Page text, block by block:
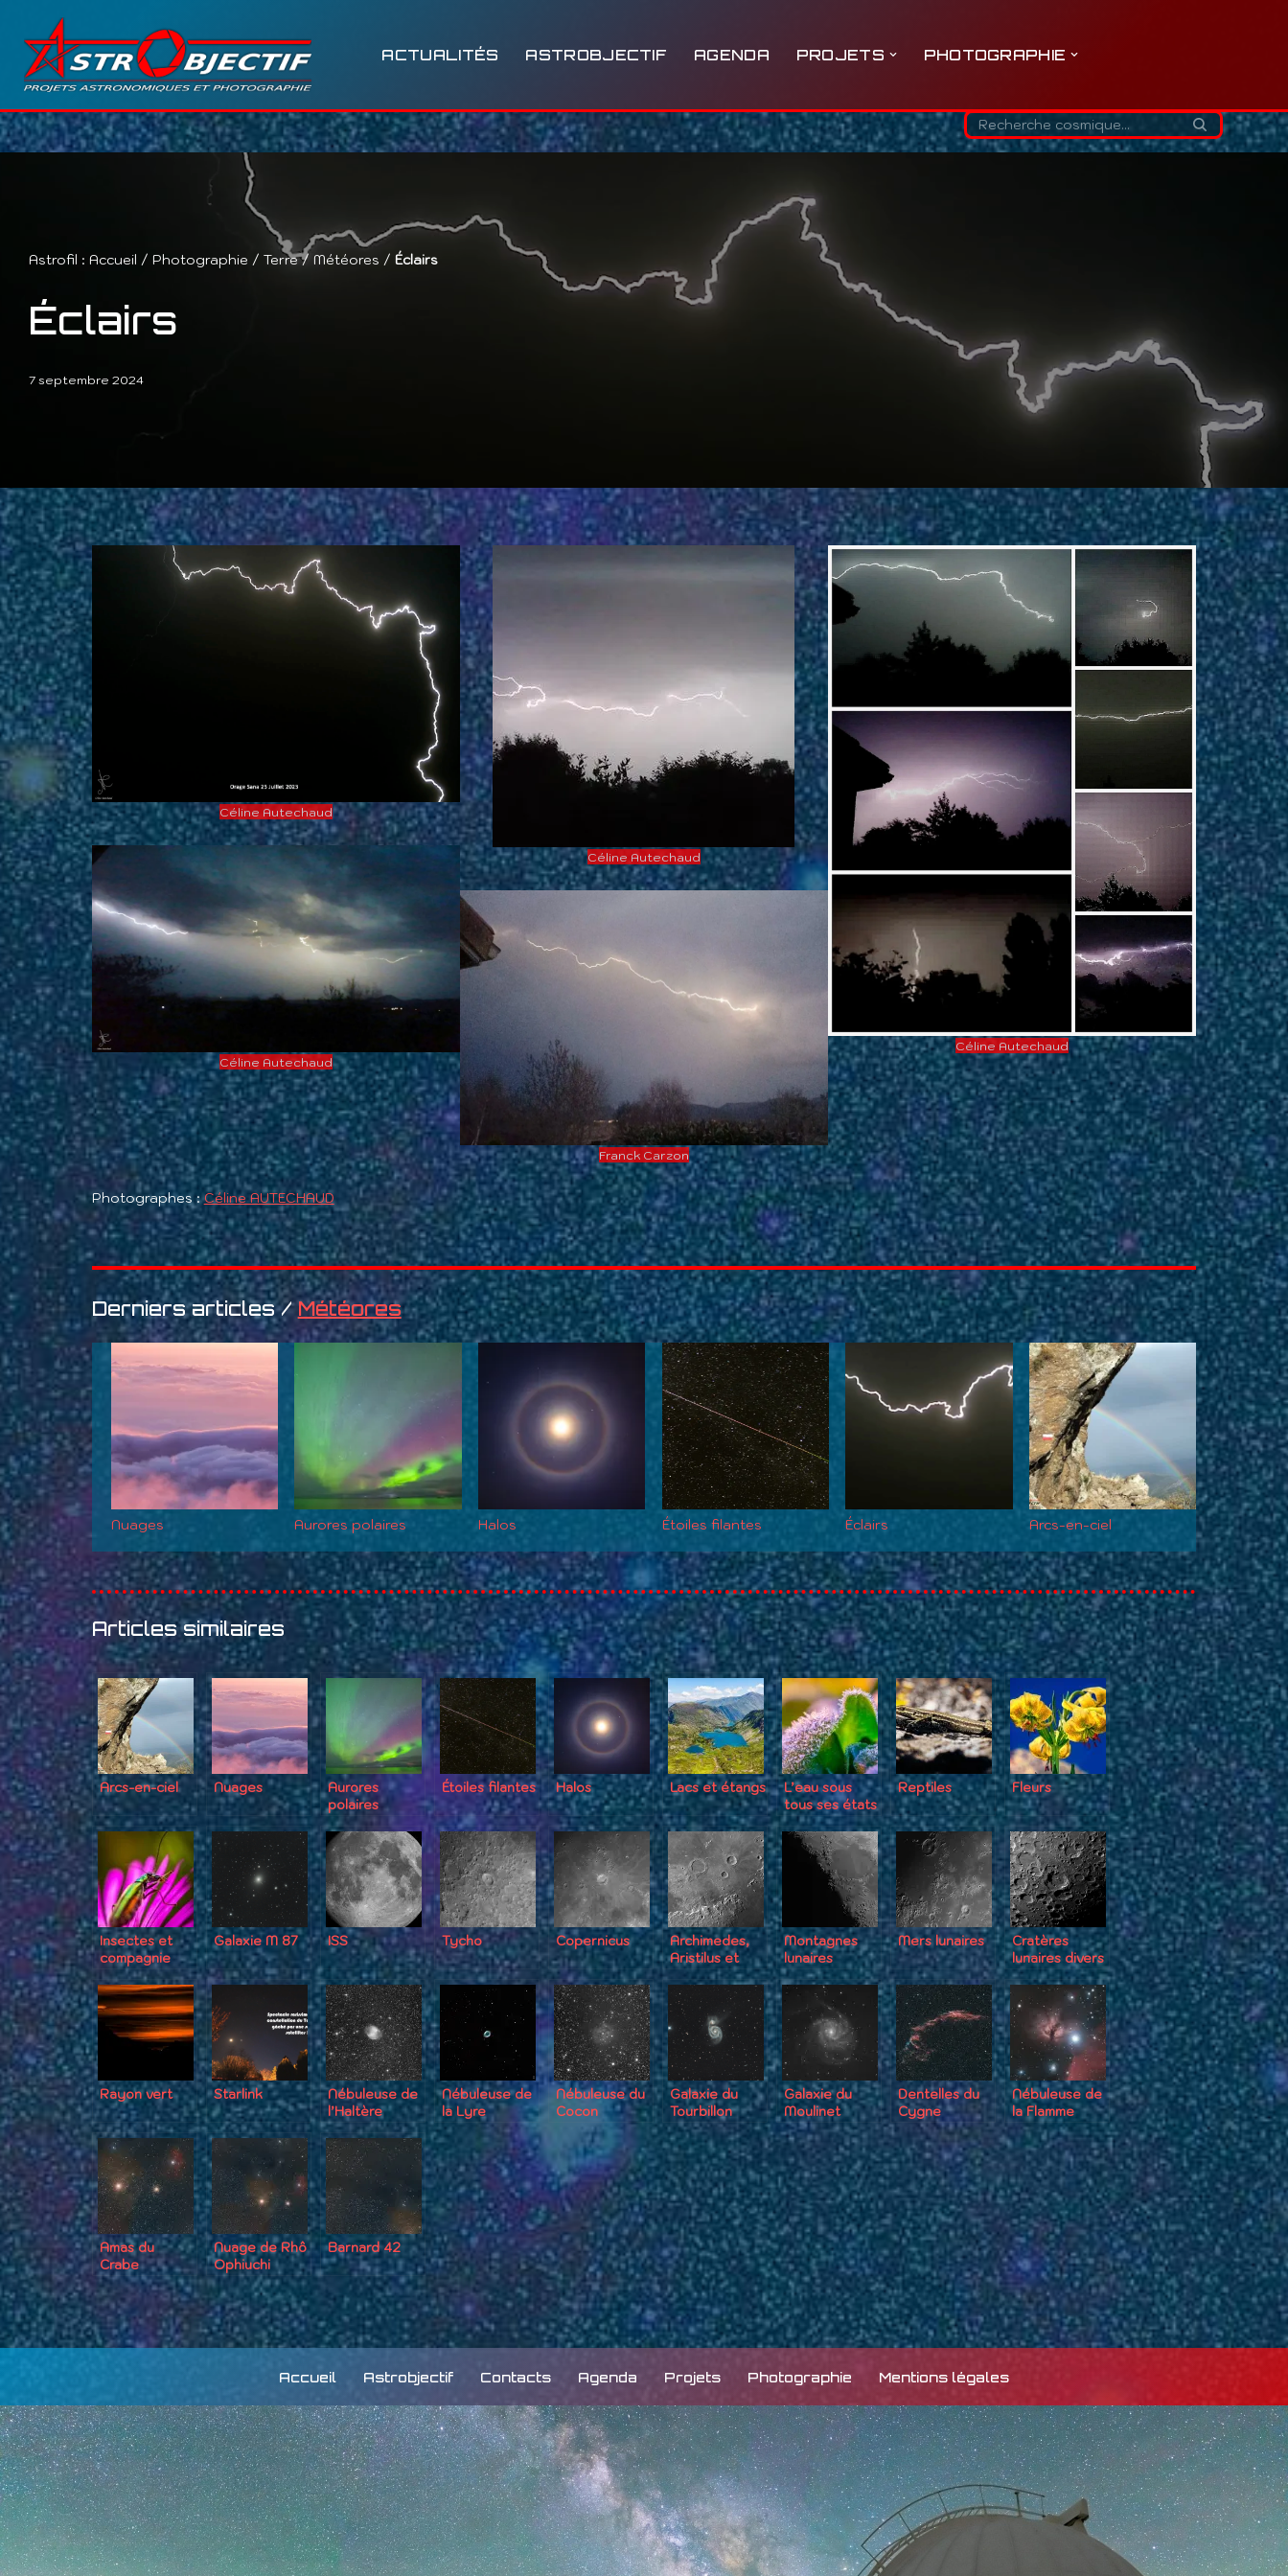
Aller
au
contenu
ACTUALITÉS ASTROBJECTIF AGENDA PROJETS PHOTOGRAPHIE
Astrofil : Accueil / Photographie / Terre/ Météores / Éclairs
Éclairs
7 septembre 2024
Céline Autechaud
Céline Autechaud
Céline Autechaud
Franck Carzon
Céline Autechaud
Photographes :Céline AUTECHAUD
Derniers articles /Météores
Nuages Aurores polaires Halos Étoiles filantes Éclairs Arcs-en-ciel
Articles similaires
Arcs-en-ciel Nuages
Aurores
polaires
Étoiles filantes Halos Lacs et étangs
L’eau sous
tous ses états
Reptiles Fleurs
Insectes et
compagnie
Galaxie M 87 ISS Tycho Copernicus
Archimedes,
Aristilus et
Autolycus
Montagnes
lunaires
Mers lunaires
Cratères
lunaires divers
Rayon vert Starlink
Nébuleuse de
l’Haltère
Nébuleuse de
la Lyre
Nébuleuse du
Cocon
Galaxie du
Tourbillon
Galaxie du
Moulinet
Dentelles du
Cygne
Nébuleuse de
la Flamme
Amas du
Crabe
Nuage de Rhô
Ophiuchi
Barnard 42
Accueil Astrobjectif Contacts Agenda Projets Photographie Mentions légales